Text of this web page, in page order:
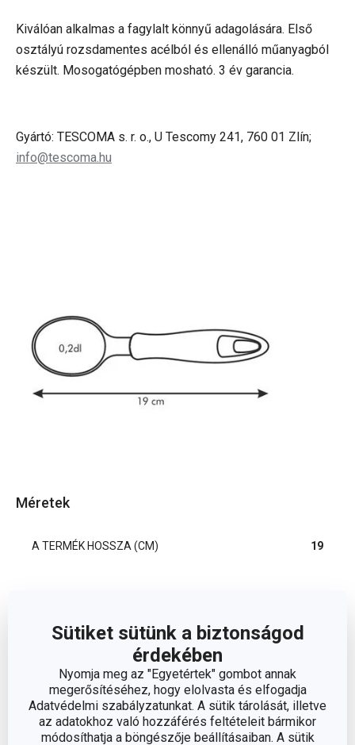
Sütiket sütünk a biztonságod
érdekében
Nyomja meg az "Egyetértek" gombot annak
megerősítéséhez, hogy elolvasta és elfogadja
Adatvédelmi szabályzatunkat. A sütik tárolását, illetve
az adatokhoz való hozzáférés feltételeit bármikor
módosíthatja a böngészője beállításaiban. A sütik
Kiválóan alkalmas a fagylalt könnyű adagolására. Első
osztályú rozsdamentes acélból és ellenálló műanyagból
készült. Mosogatógépben mosható. 3 év garancia.
Gyártó: TESCOMA s. r. o., U Tescomy 241, 760 01 Zlín;
info@tescoma.hu
Méretek
A TERMÉK HOSSZA (CM) 19
műanyag,
rozsdamentes acél
BESOROLÁS
fagylalt és joghurt
készítése